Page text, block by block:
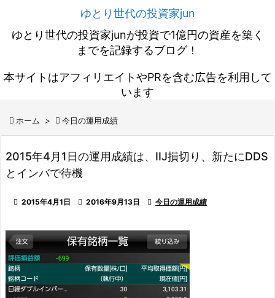
ゆとり世代の投資家jun
ゆとり世代の投資家junが投資で1億円の資産を築く
までを記録するブログ！
本サイトはアフィリエイトやPRを含む広告を利用して
います
 ホーム >  今日の運用成績
2015年4月1日の運用成績は、IIJ損切り、新たにDDS
とインバで待機
 2015年4月1日  2016年9月13日  今日の運用成績